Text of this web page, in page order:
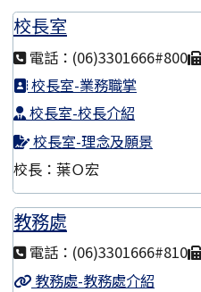
校長室
電話：(06)3301666#800
校長室-業務職掌
校長室-校長介紹
校長室-理念及願景
校長：葉Ｏ宏
教務處
電話：(06)3301666#810
教務處-教務處介紹